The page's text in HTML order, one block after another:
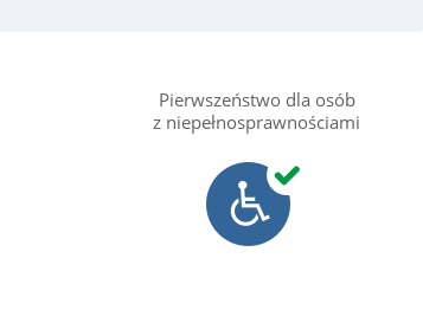
Pierwszeństwo dla osób
z niepełnosprawnościami